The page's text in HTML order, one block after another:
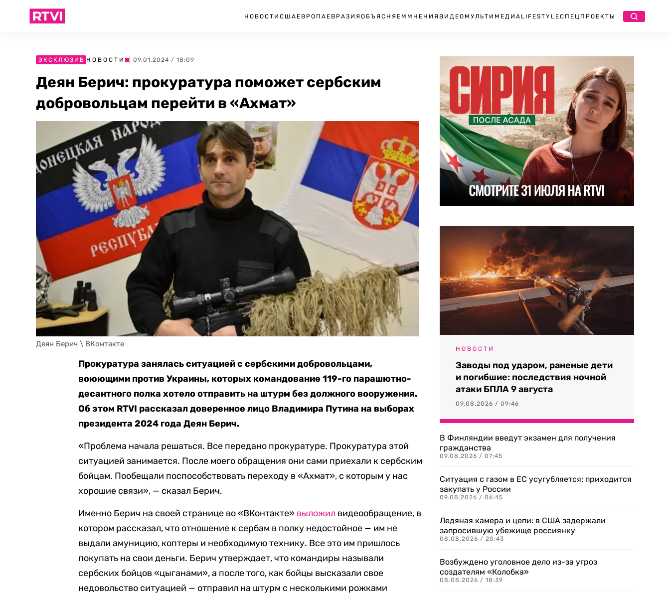
НОВОСТИ США ЕВРОПА ЕВРАЗИЯ ОБЪЯСНЯЕМ МНЕНИЯ ВИДЕО МУЛЬТИМЕДИА LIFESTYLEСПЕЦПРОЕКТЫ
ЭКСКЛЮЗИВ НОВОСТИ | 09.01.2024 / 18:09
Деян Берич: прокуратура поможет сербским
добровольцам перейти в «Ахмат»
Деян Берич \ ВКонтакте
Прокуратура занялась ситуацией с сербскими добровольцами,
воюющими против Украины, которых командование 119-го парашютно-
десантного полка хотело отправить на штурм без должного вооружения.
Об этом RTVI рассказал доверенное лицо Владимира Путина на выборах
президента 2024 года Деян Берич.
«Проблема начала решаться. Все передано прокуратуре. Прокуратура этой
ситуацией занимается. После моего обращения они сами приехали к сербским
бойцам. Пообещали поспособствовать переходу в «Ахмат», с которым у нас
хорошие связи», — сказал Берич.
Именно Берич на своей странице во «ВКонтакте» выложил видеообращение, в
котором рассказал, что отношение к сербам в полку недостойное — им не
выдали амуницию, коптеры и необходимую технику. Все это им пришлось
покупать на свои деньги. Берич утверждает, что командиры называли
сербских бойцов «цыганами», а после того, как бойцы высказали свое
недовольство ситуацией — отправил на штурм с несколькими рожками
НОВОСТИ
Заводы под ударом, раненые дети
и погибшие: последствия ночной
атаки БПЛА 9 августа
09.08.2026 / 09:46
В Финляндии введут экзамен для получения
гражданства
09.08.2026 / 07:45
Ситуация с газом в ЕС усугубляется: приходится
закупать у России
09.08.2026 / 06:45
Ледяная камера и цепи: в США задержали
запросившую убежище россиянку
08.08.2026 / 20:43
Возбуждено уголовное дело из-за угроз
создателям «Колобка»
08.08.2026 / 18:39